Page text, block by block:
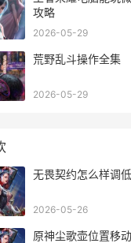
攻略
2026-05-29
荒野乱斗操作全集
2026-05-29
无畏契约怎么样调
2026-05-26
原神尘歌壶位置移动